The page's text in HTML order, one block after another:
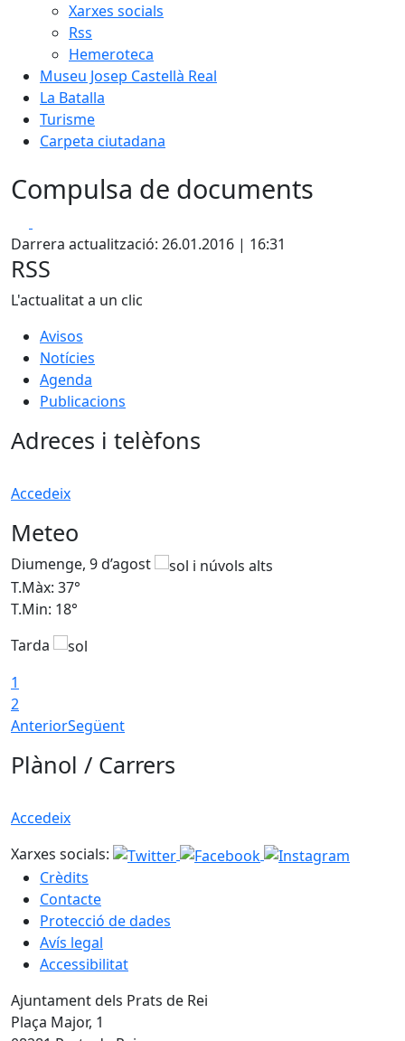
Xarxes socials
Rss
Hemeroteca
Museu Josep Castellà Real
La Batalla
Turisme
Carpeta ciutadana
Compulsa de documents
Darrera actualització: 26.01.2016 | 16:31
RSS
L'actualitat a un clic
Avisos
Notícies
Agenda
Publicacions
Adreces i telèfons
Accedeix
Meteo
Diumenge, 9 d’agost
T.Màx: 37°
T.Min: 18°
Tarda
1
2
AnteriorSegüent
Plànol / Carrers
Accedeix
Xarxes socials:
Crèdits
Contacte
Protecció de dades
Avís legal
Accessibilitat
Ajuntament dels Prats de Rei
Plaça Major, 1